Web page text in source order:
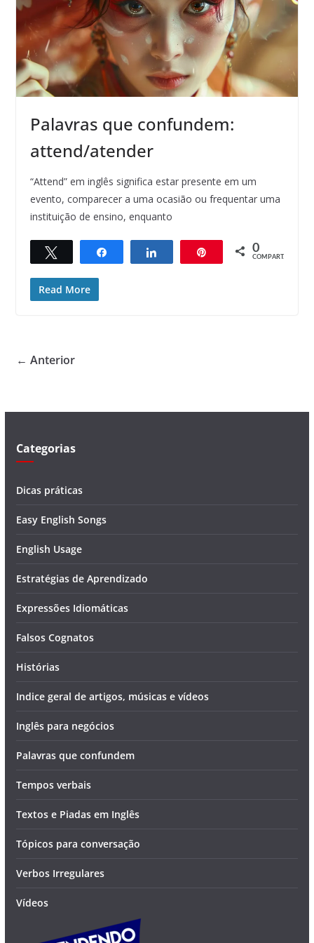
Palavras que confundem:
attend/atender
“Attend” em inglês significa estar presente em um
evento, comparecer a uma ocasião ou frequentar uma
instituição de ensino, enquanto
Compartilhar Compartilhar 0
COMPART.
Read More
← Anterior
Categorias
Dicas práticas
Easy English Songs
English Usage
Estratégias de Aprendizado
Expressões Idiomáticas
Falsos Cognatos
Histórias
Indice geral de artigos, músicas e vídeos
Inglês para negócios
Palavras que confundem
Tempos verbais
Textos e Piadas em Inglês
Tópicos para conversação
Verbos Irregulares
Vídeos